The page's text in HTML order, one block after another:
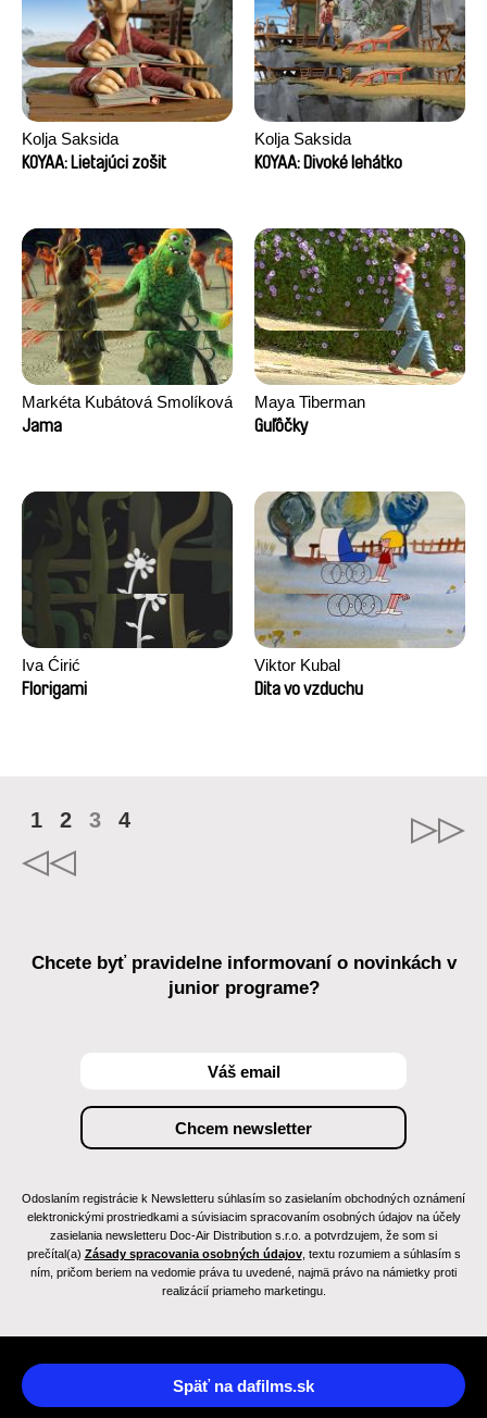
Kolja Saksida
KOYAA: Lietajúci zošit
Kolja Saksida
KOYAA: Divoké lehátko
Markéta Kubátová Smolíková
Jama
Maya Tiberman
Guľôčky
Iva Ćirić
Florigami
Viktor Kubal
Dita vo vzduchu
1 2 3 4
Chcete byť pravidelne informovaní o novinkách v
junior programe?
Odoslaním registrácie k Newsletteru súhlasím so zasielaním obchodných oznámení
elektronickými prostriedkami a súvisiacim spracovaním osobných údajov na účely
zasielania newsletteru Doc-Air Distribution s.r.o. a potvrdzujem, že som si
prečítal(a) Zásady spracovania osobných údajov, textu rozumiem a súhlasím s
ním, pričom beriem na vedomie práva tu uvedené, najmä právo na námietky proti
realizácií priameho marketingu.
Späť na dafilms.sk